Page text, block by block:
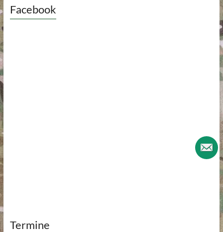
Facebook
Termine